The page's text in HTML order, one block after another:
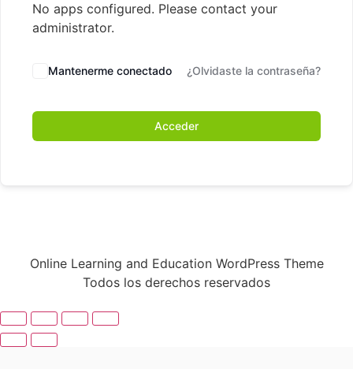
No apps configured. Please contact your
administrator.
Mantenerme conectado ¿Olvidaste la contraseña?
Acceder
Online Learning and Education WordPress Theme
Todos los derechos reservados